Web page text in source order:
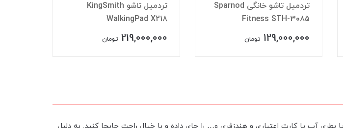
تردمیل تاشو خانگی Sparnod
Fitness STH-3085
129,000,000 تومان
تردمیل تاشو KingSmith
WalkingPad X218
219,000,000 تومان